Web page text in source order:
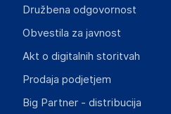
4002 Debrecen
Madžarska
Družbena odgovornost
Obvestila za javnost
Akt o digitalnih storitvah
Prodaja podjetjem
Big Partner - distribucija